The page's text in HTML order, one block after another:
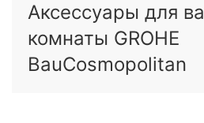
Аксессуары для
комнаты GROHE
BauCosmopolitan